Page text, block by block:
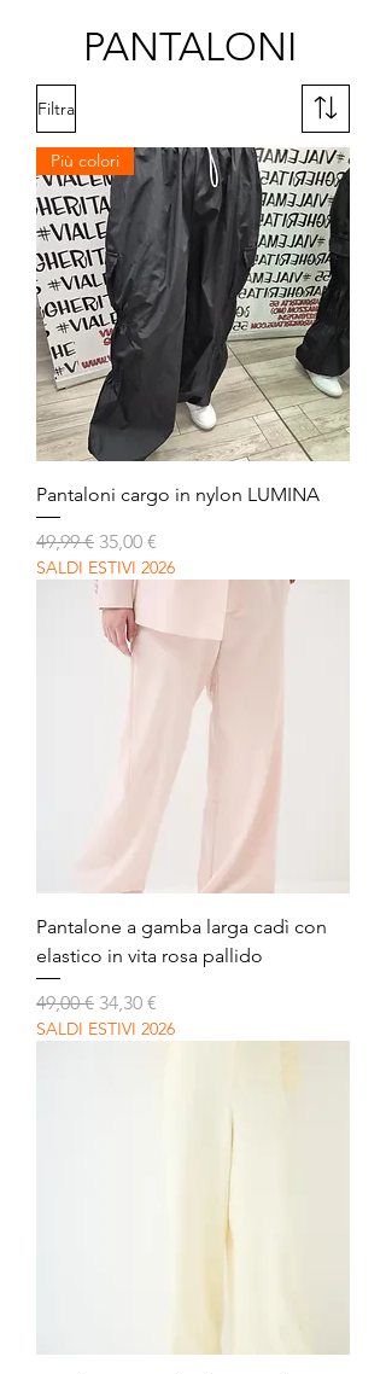
PANTALONI
Filtra
Più colori
Pantaloni cargo in nylon LUMINA
Prezzo regolare
49,99 € Prezzo scontato
35,00 €
SALDI ESTIVI 2026
Pantalone a gamba larga cadì con
elastico in vita rosa pallido
Prezzo regolare
49,00 € Prezzo scontato
34,30 €
SALDI ESTIVI 2026